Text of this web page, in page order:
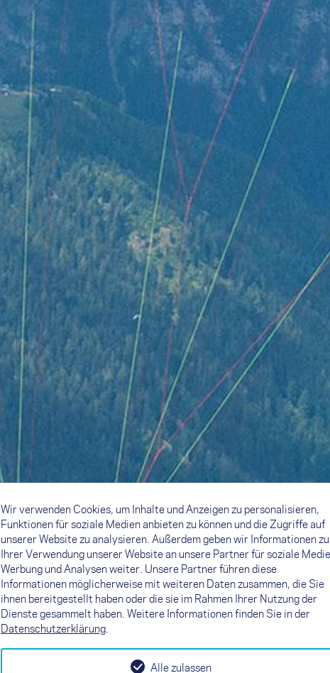
Wir verwenden Cookies, um Inhalte und Anzeigen zu personalisieren,
Funktionen für soziale Medien anbieten zu können und die Zugriffe auf
unserer Website zu analysieren. Außerdem geben wir Informationen zu
Ihrer Verwendung unserer Website an unsere Partner für soziale
Werbung und Analysen weiter. Unsere Partner führen diese
Informationen möglicherweise mit weiteren Daten zusammen, die Sie
ihnen bereitgestellt haben oder die sie im Rahmen Ihrer Nutzung der
Dienste gesammelt haben. Weitere Informationen finden Sie in der
Datenschutzerklärung
Alle zulassen